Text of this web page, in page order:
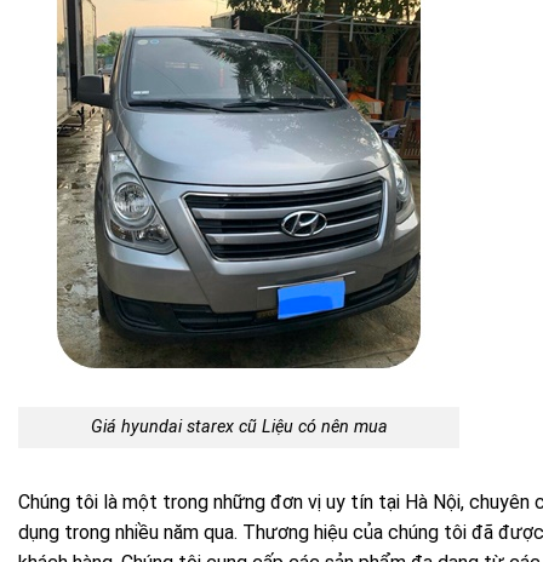
Giá hyundai starex cũ Liệu có nên mua
Chúng tôi là một trong những đơn vị uy tín tại Hà Nội, chuyên
dụng trong nhiều năm qua. Thương hiệu của chúng tôi đã